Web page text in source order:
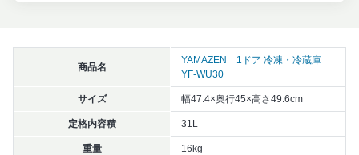
商品名
YAMAZEN 1ドア 冷凍・冷蔵庫
YF-WU30
サイズ 幅47.4×奥行45×高さ49.6cm
定格内容積 31L
重量 16kg